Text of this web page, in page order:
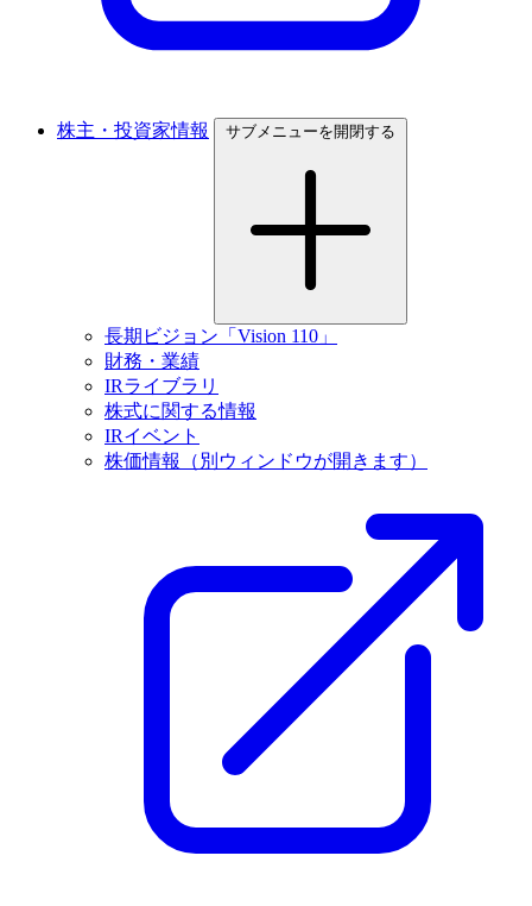
株主・投資家情報 サブメニューを開閉する
長期ビジョン「Vision 110」
財務・業績
IRライブラリ
株式に関する情報
IRイベント
株価情報
（別ウィンドウが開きます）